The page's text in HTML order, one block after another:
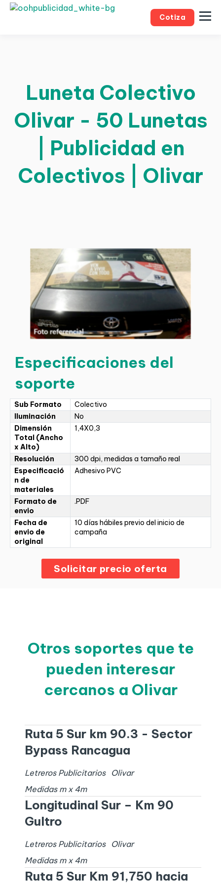
Cotiza
Luneta Colectivo
Olivar - 50 Lunetas
| Publicidad en
Colectivos | Olivar
Especificaciones del
soporte
Sub Formato
Colectivo
Iluminación
No
Dimensión
Total (Ancho
x Alto)
1,4X0,3
Resolución
300 dpi, medidas a tamaño real
Especificació
n de
materiales
Adhesivo PVC
Formato de
envio
.PDF
Fecha de
envio de
original
10 días hábiles previo del inicio de
campaña
Solicitar precio oferta
Otros soportes que te
pueden interesar
cercanos a Olivar
Ruta 5 Sur km 90.3 - Sector
Bypass Rancagua
Letreros Publicitarios
Olivar
Medidas m x 4m
Longitudinal Sur – Km 90
Gultro
Letreros Publicitarios
Olivar
Medidas m x 4m
Ruta 5 Sur Km 91,750 hacia